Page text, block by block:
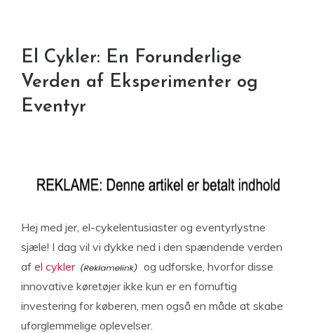
El Cykler: En Forunderlige
Verden af Eksperimenter og
Eventyr
Hej med jer, el-cykelentusiaster og eventyrlystne
sjæle! I dag vil vi dykke ned i den spændende verden
af el cykler
og udforske, hvorfor disse
innovative køretøjer ikke kun er en fornuftig
investering for køberen, men også en måde at skabe
uforglemmelige oplevelser.